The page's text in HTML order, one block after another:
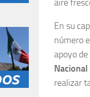
aire
En su
número
apoyo de
realizar